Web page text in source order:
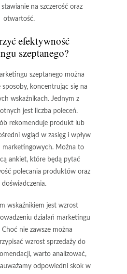
na szczerość oraz
otwartość.
efektywność
szeptanego?
szeptanego można
sposoby, koncentrując się na
wskaźnikach. Jednym z
jest liczba poleceń.
rekomenduje produkt lub
wgląd w zasięg i wpływ
marketingowych. Można to
ankiet, które będą pytać
polecania produktów oraz
doświadczenia.
wskaźnikiem jest wzrost
działań marketingu
Choć nie zawsze można
wzrost sprzedaży do
warto analizować,
odpowiedni skok w